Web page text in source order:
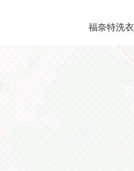
福奈特洗衣